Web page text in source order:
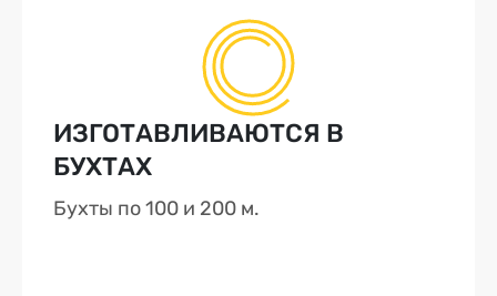
ИЗГОТАВЛИВАЮТСЯ В
БУХТАХ
Бухты по 100 и 200 м.